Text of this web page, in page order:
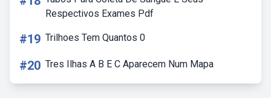
Respectivos Exames Pdf
#19 Trilhoes Tem Quantos 0
#20 Tres Ilhas A B E C Aparecem Num Mapa